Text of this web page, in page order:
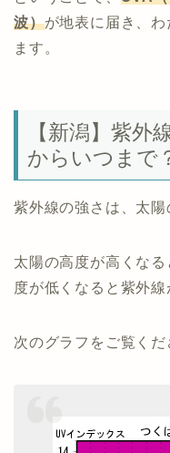
波）が地表に届き、
ます。
【新潟】紫外
からいつまで
紫外線の強さは、太陽
太陽の高度が高くな
度が低くなると紫外線
次のグラフをご覧くだ